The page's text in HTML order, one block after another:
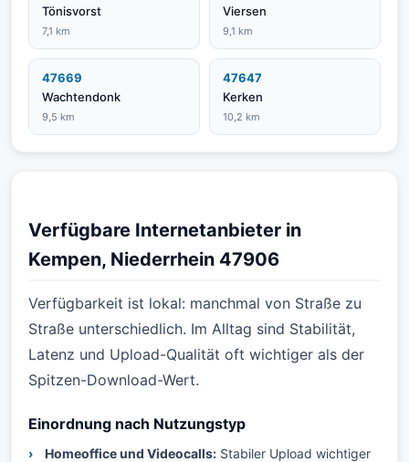
Tönisvorst
7,1 km
Viersen
9,1 km
47669
Wachtendonk
9,5 km
47647
Kerken
10,2 km
Verfügbare Internetanbieter in
Kempen, Niederrhein 47906
Verfügbarkeit ist lokal: manchmal von Straße zu
Straße unterschiedlich. Im Alltag sind Stabilität,
Latenz und Upload-Qualität oft wichtiger als der
Spitzen-Download-Wert.
Einordnung nach Nutzungstyp
Homeoffice und Videocalls: Stabiler Upload wichtiger